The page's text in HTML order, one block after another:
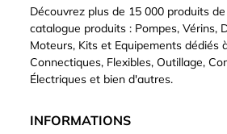
Découvrez plus de 15 000 produits
catalogue produits : Pompes, Vérins,
Moteurs, Kits et Equipements dédiés
Connectiques, Flexibles, Outillage,
Électriques et bien d'autres.
INFORMATIONS